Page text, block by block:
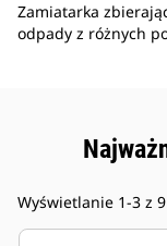
Zamiatarka
odpady z różnych
Wyświetlanie 1-3 z 9